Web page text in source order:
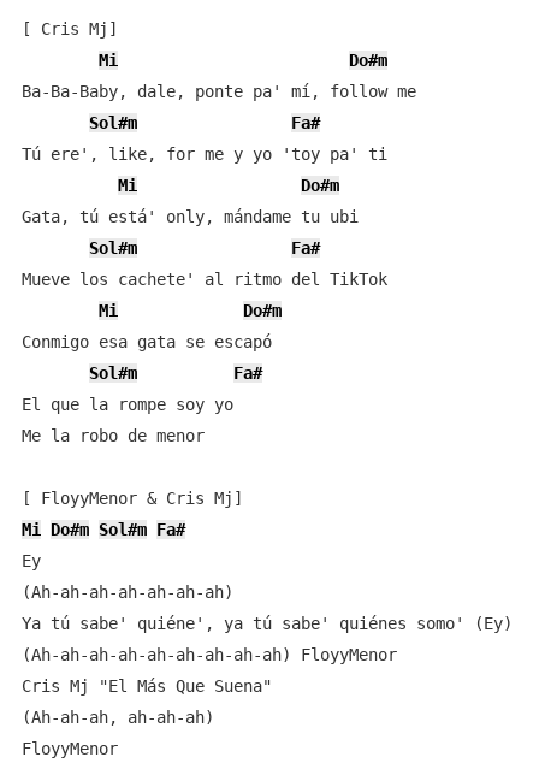
[ Cris Mj]
Mi
Do#m
Ba-Ba-Baby, dale, ponte pa' mí, follow me
Sol#m
Fa#
Tú ere', like, for me y yo 'toy pa' ti
Mi
Do#m
Gata, tú está' only, mándame tu ubi
Sol#m
Fa#
Mueve los cachete' al ritmo del TikTok
Mi
Do#m
Conmigo esa gata se escapó
Sol#m
Fa#
El que la rompe soy yo
Me la robo de menor
Mi
Do#m Sol#m Fa#
Ey
(Ah-ah-ah-ah-ah-ah-ah)
Ya tú sabe' quiéne', ya tú sabe' quiénes somo' (Ey)
(Ah-ah-ah-ah-ah-ah-ah-ah-ah) FloyyMenor
Cris Mj "El Más Que Suena"
(Ah-ah-ah, ah-ah-ah)
FloyyMenor